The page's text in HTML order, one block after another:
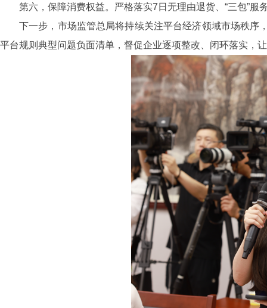
第六，保障消费权益。严格落实7日无理由退货、“三包”服
下一步，市场监管总局将持续关注平台经济领域市场秩序
平台规则典型问题负面清单，督促企业逐项整改、闭环落实，